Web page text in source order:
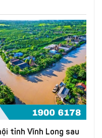
tỉnh Vĩnh Long sau